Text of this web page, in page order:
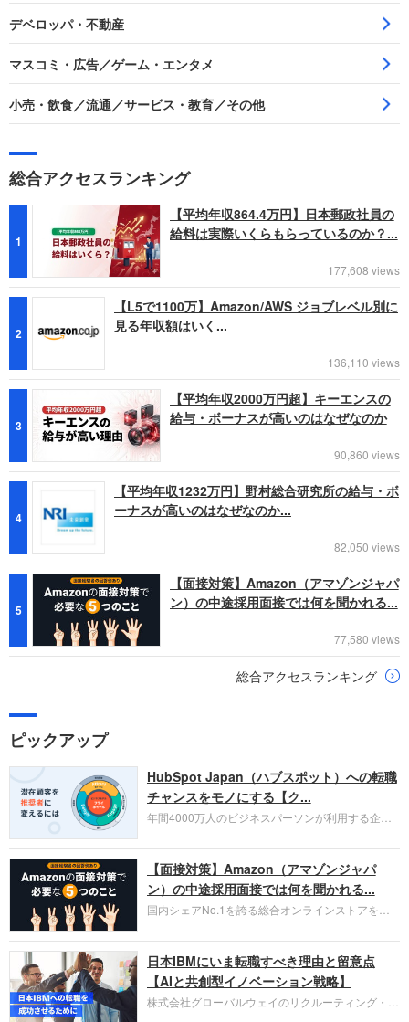
デベロッパ・不動産
マスコミ・広告／ゲーム・エンタメ
小売・飲食／流通／サービス・教育／その他
総合アクセスランキング
1
【平均年収864.4万円】日本郵政社員の
給料は実際いくらもらっているのか？...
177,608 views
2
【L5で1100万】Amazon/AWS ジョブレベル別に
見る年収額はいく...
136,110 views
3
【平均年収2000万円超】キーエンスの
給与・ボーナスが高いのはなぜなのか
90,860 views
4
【平均年収1232万円】野村総合研究所の給与・ボ
ーナスが高いのはなぜなのか...
82,050 views
5
【面接対策】Amazon（アマゾンジャパ
ン）の中途採用面接では何を聞かれる...
77,580 views
総合アクセスランキング
ピックアップ
HubSpot Japan（ハブスポット）への転職
チャンスをモノにする【ク...
年間4000万人のビジネスパーソンが利用する企業
お勧めするイチオシ企業をご紹介します。今回はク
ラウド型CRMプラットフォームを提供する
HubSpot Japan（ハブスポット・ジャパン）株式会
社です。採用面接対策の企業研究にご活用くださ
い。
【面接対策】Amazon（アマゾンジャパ
ン）の中途採用面接では何を聞かれる...
国内シェアNo.1を誇る総合オンラインストアを運
圧倒的な存在感を持つAmazon。中途採用面接では
過去の具体的な業務成果やリーダーシップの発揮、
失敗からの学びが重視され、人間性やカルチャーフ
ィットも評価対象となり、長期的に成長できる仲間
であるかを多角的に審査されます。
日本IBMにいま転職すべき理由と留意点
【AIと共創型イノベーション戦略】
株式会社グローバルウェイのリクルーティング・パ